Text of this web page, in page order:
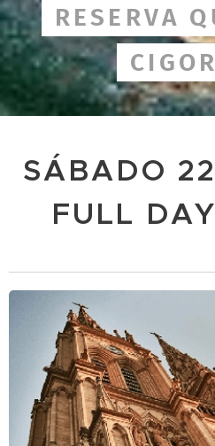
RESERVA
SÁBADO
FULL